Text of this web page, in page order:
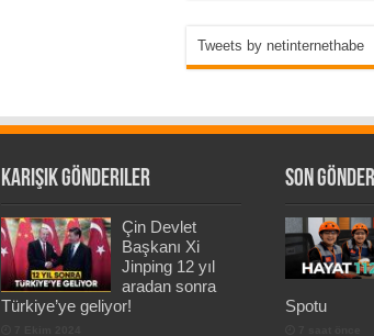
Tweets by netinternethabe
Karışık Gönderiler
Çin Devlet
Başkanı Xi
Jinping 12 yıl
aradan sonra
Türkiye’ye geliyor!
Son
Spotu